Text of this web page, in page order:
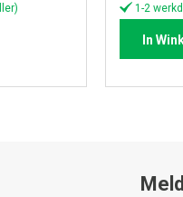
1-2
In